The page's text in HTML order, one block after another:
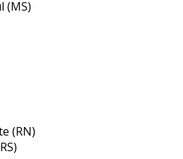
nas
aplicações,
e transporte
a integridade do
(MS)
(RN)